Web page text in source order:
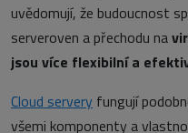
uvědomují, že budoucnost
serveroven a přechodu na
jsou více flexibilní a
Cloud servery fungují
všemi komponenty a